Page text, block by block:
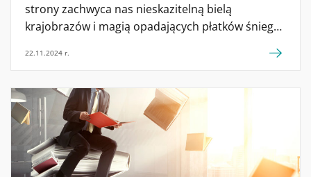
strony zachwyca nas nieskazitelną bielą
krajobrazów i magią opadających płatków śniegu,
chłodem i wyzwaniami, jakie niesie ze sobą niska
które nie tylko umilą wieczory pod kocem, ale
również pomogą lepiej zrozumieć jej unikalny
charakter. Gotowi na odkrywanie zimowych
tajemnic?
22.11.2024 r.